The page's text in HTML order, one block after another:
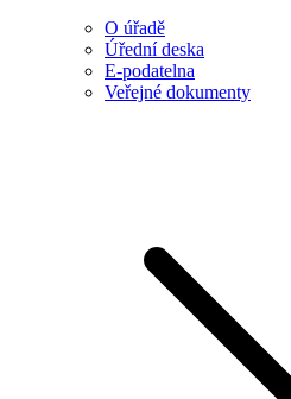
O úřadě
Úřední deska
E-podatelna
Veřejné dokumenty